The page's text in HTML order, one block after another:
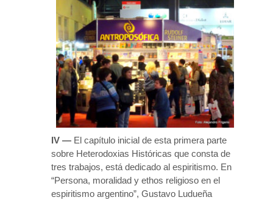
IV — El capítulo inicial de esta primera parte
sobre Heterodoxias Históricas que consta de
tres trabajos, está dedicado al espiritismo. En
“Persona, moralidad y ethos religioso en el
espiritismo argentino”, Gustavo Ludueña